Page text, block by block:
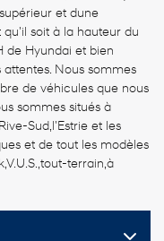
et dune
soit à la hauteur du
de Hyundai et bien
Nous sommes
de véhicules que nous
sommes situés à
Sud,l'Estrie et les
et de tout les modèles
terrain,à